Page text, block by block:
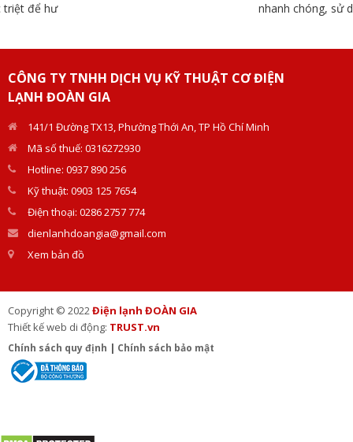
nhanh chóng, sử dụng linh kiện
CÔNG TY TNHH DỊCH VỤ KỸ THUẬT CƠ ĐIỆN
LẠNH ĐOÀN GIA
141/1 Đường TX13, Phường Thới An, TP Hồ Chí Minh
Mã số thuế: 0316272930
Hotline: 0937 890 256
Kỹ thuật: 0903 125 7654
Điện thoại: 0286 2757 774
dienlanhdoangia@gmail.com
Xem bản đồ
Copyright © 2022Điện lạnh ĐOÀN GIA
Thiết kế web di động: TRUST.vn
Chính sách quy định | Chính sách bảo mật